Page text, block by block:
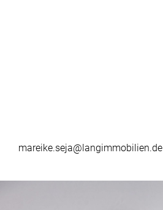
mareike.seja@langimmobilien.de